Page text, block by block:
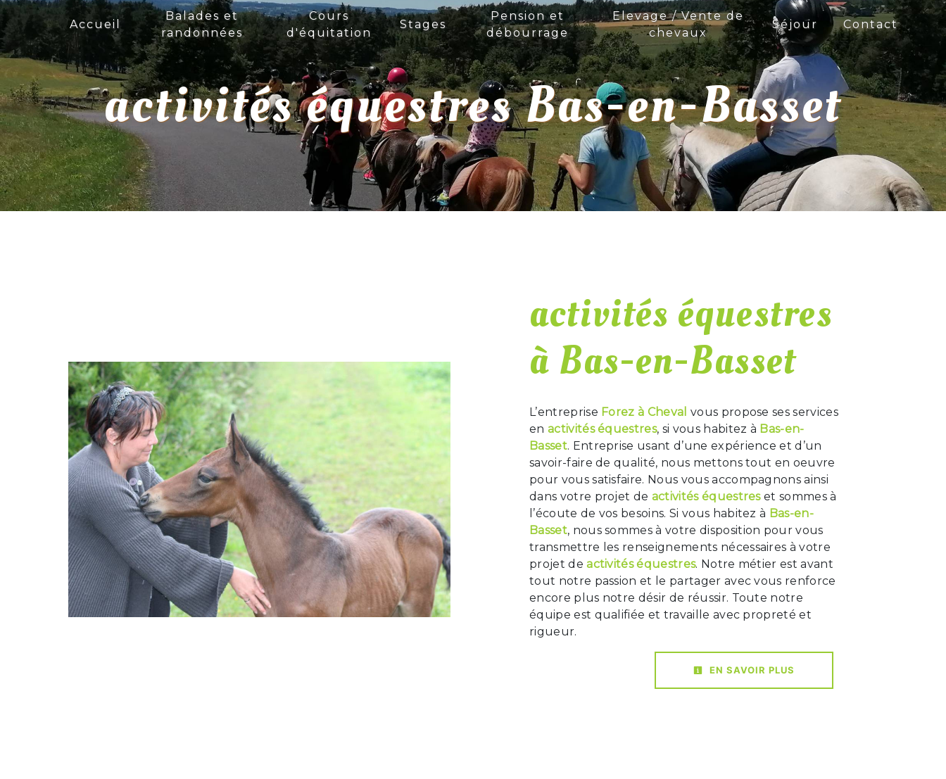
Accueil
Balades et
randonnées
Cours
d'équitation
Stages
Pension et
débourrage
Elevage / Vente de
chevaux
Séjour Contact
activités équestres Bas-en-Basset
activités équestres
à Bas-en-Basset
L’entreprise Forez à Cheval vous propose ses services
en activités équestres, si vous habitez à Bas-en-
Basset. Entreprise usant d’une expérience et d’un
savoir-faire de qualité, nous mettons tout en oeuvre
pour vous satisfaire. Nous vous accompagnons ainsi
dans votre projet de activités équestreset sommes à
l’écoute de vos besoins. Si vous habitez à Bas-en-
Basset, nous sommes à votre disposition pour vous
transmettre les renseignements nécessaires à votre
projet deactivités équestres. Notre métier est avant
tout notre passion et le partager avec vous renforce
encore plus notre désir de réussir. Toute notre
équipe est qualifiée et travaille avec propreté et
rigueur.
EN SAVOIR PLUS
Panneau de gestion des cookies